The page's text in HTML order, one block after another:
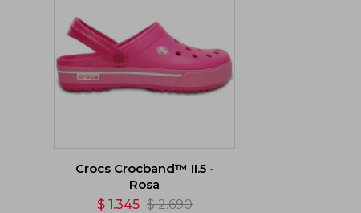
Crocs Crocband™ II.5 -
Rosa
$ 1.345 $ 2.690